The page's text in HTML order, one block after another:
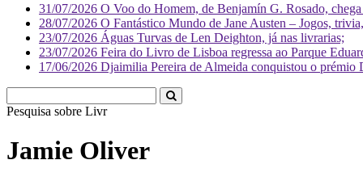
31/07/2026 O Voo do Homem, de Benjamín G. Rosado,
28/07/2026 O Fantástico Mundo de Jane Austen – Jogos,
23/07/2026 Águas Turvas de Len Deighton, já nas livrarias;
23/07/2026 Feira do Livro de Lisboa regressa ao Parque
17/06/2026 Djaimilia Pereira de Almeida conquistou o
Pesquisa sobre Literatura
Jamie Oliver